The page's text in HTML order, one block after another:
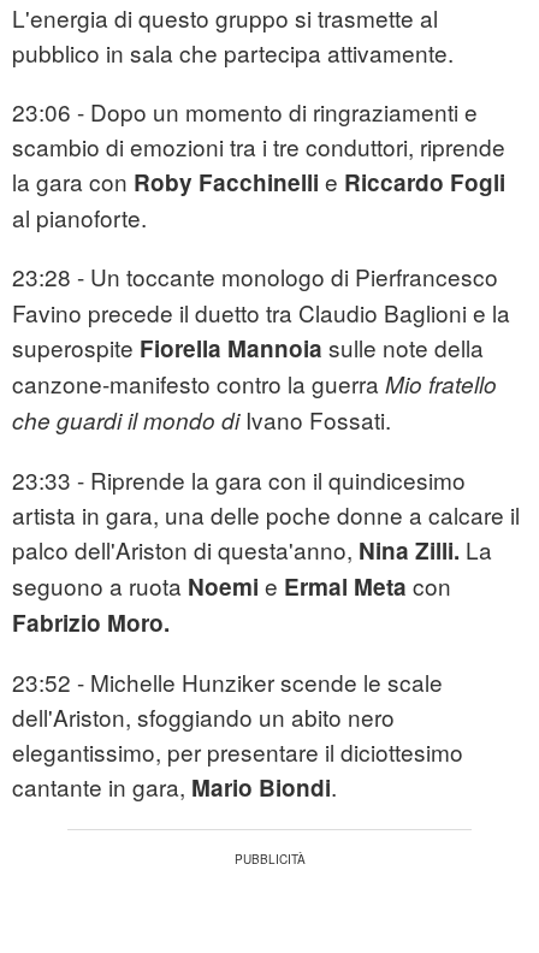
L'energia di questo gruppo si trasmette al
pubblico in sala che partecipa attivamente.
23:06 - Dopo un momento di ringraziamenti e
scambio di emozioni tra i tre conduttori, riprende
la gara con Roby Facchinelli e Riccardo Fogli
al pianoforte.
23:28 - Un toccante monologo di Pierfrancesco
Favino precede il duetto tra Claudio Baglioni e la
superospite Fiorella Mannoia sulle note della
canzone-manifesto contro la guerra Mio fratello
che guardi il mondo di Ivano Fossati.
23:33 - Riprende la gara con il quindicesimo
artista in gara, una delle poche donne a calcare il
palco dell'Ariston di questa'anno, Nina Zilli. La
seguono a ruota Noemi e Ermal Meta con
Fabrizio Moro.
23:52 - Michelle Hunziker scende le scale
dell'Ariston, sfoggiando un abito nero
elegantissimo, per presentare il diciottesimo
cantante in gara, Mario Biondi.